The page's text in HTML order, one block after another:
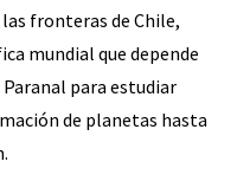
fronteras de Chile,
mundial que depende
para estudiar
de planetas hasta